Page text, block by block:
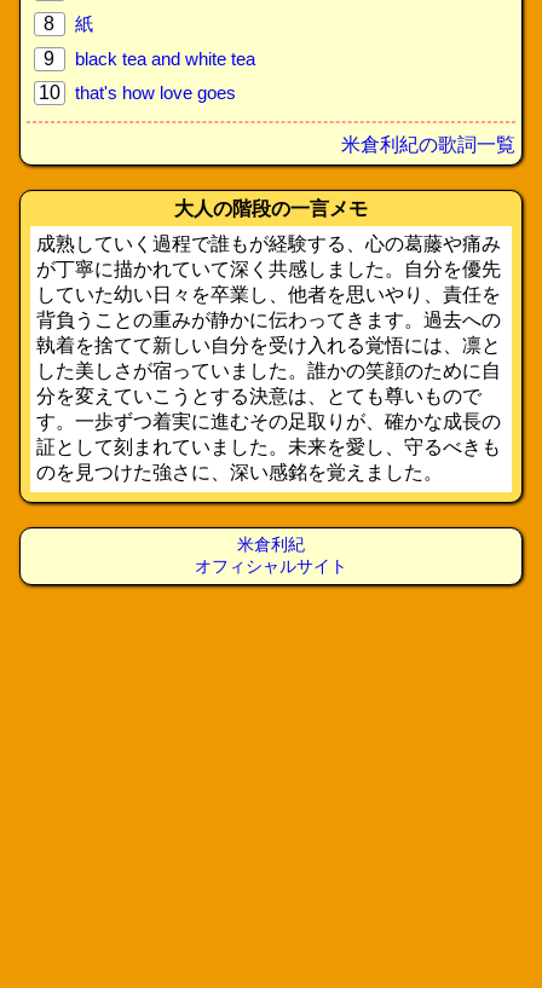
8
紙
9
black tea and white tea
10
that's how love goes
米倉利紀の歌詞一覧
大人の階段の一言メモ
成熟していく過程で誰もが経験する、心の葛藤や痛み
が丁寧に描かれていて深く共感しました。自分を優先
していた幼い日々を卒業し、他者を思いやり、責任を
背負うことの重みが静かに伝わってきます。過去への
執着を捨てて新しい自分を受け入れる覚悟には、凛と
した美しさが宿っていました。誰かの笑顔のために自
分を変えていこうとする決意は、とても尊いもので
す。一歩ずつ着実に進むその足取りが、確かな成長の
証として刻まれていました。未来を愛し、守るべきも
のを見つけた強さに、深い感銘を覚えました。
米倉利紀
オフィシャルサイト